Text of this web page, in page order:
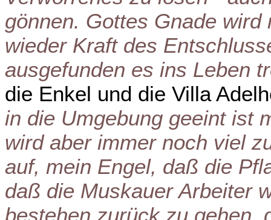
gönnen. Gottes Gnade
wieder Kraft des
ausgefunden es ins Leben
die Enkel und die Villa
in die Umgebung geeint ist
wird aber immer noch viel
auf, mein Engel, daß die
daß die Muskauer Arbeiter
bestehen zurück zu gehen,